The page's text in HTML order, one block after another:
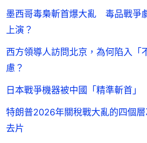
墨西哥毒梟斬首爆大亂 毒品戰爭
上演？
西方領導人訪問北京，為何陷入「
慮？
日本戰爭機器被中國「精準斬首」
特朗普2026年關稅戰大亂的四個
去片